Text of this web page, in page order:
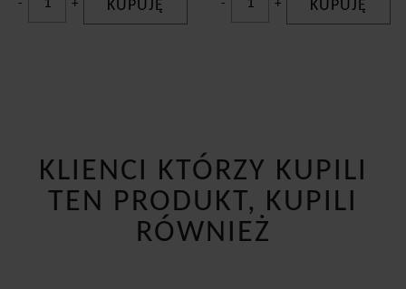
- + KUPUJĘ - + KUPUJĘ
KLIENCI KTÓRZY KUPILI
TEN PRODUKT, KUPILI
RÓWNIEŻ